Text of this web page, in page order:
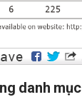
danh mục